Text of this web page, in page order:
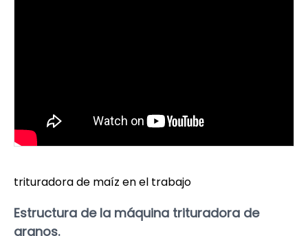
trituradora de maíz en el trabajo
Estructura de la máquina trituradora de
granos.